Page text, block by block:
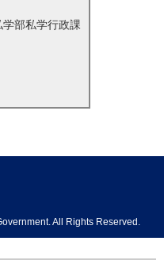
部私学行政課
All Rights Reserved.